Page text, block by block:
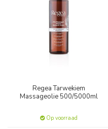
Regea Tarwekiem
Massageolie 500/5000ml
Op voorraad